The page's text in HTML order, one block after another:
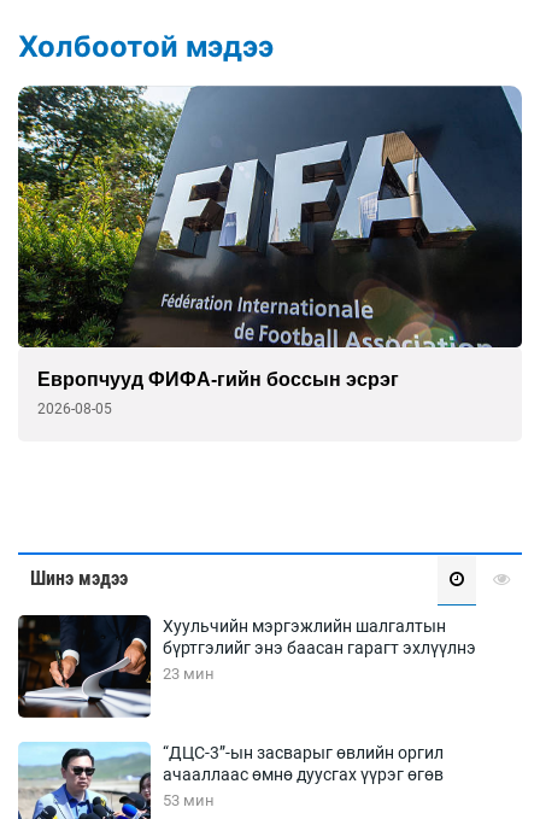
Холбоотой мэдээ
Европчууд ФИФА-гийн боссын эсрэг
2026-08-05
Шинэ мэдээ
Хуульчийн мэргэжлийн шалгалтын
бүртгэлийг энэ баасан гарагт эхлүүлнэ
23 мин
“ДЦС-3”-ын засварыг өвлийн оргил
ачааллаас өмнө дуусгах үүрэг өгөв
53 мин